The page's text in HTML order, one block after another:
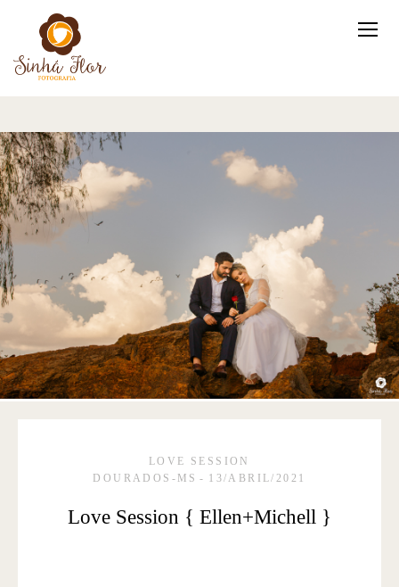
LOVE SESSION
DOURADOS-MS
13/ABRIL/2021
Love Session { Ellen+Michell }